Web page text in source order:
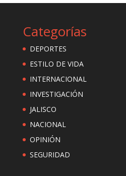
Categorías
DEPORTES
ESTILO DE VIDA
INTERNACIONAL
INVESTIGACIÓN
JALISCO
NACIONAL
OPINIÓN
SEGURIDAD